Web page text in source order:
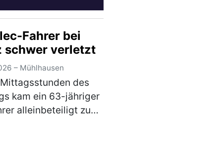
Fahrer bei
schwer verletzt
– Mühlhausen
des
kam ein 63-jähriger
alleinbeteiligt zu